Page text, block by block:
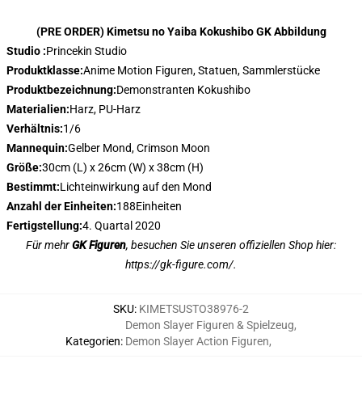
(PRE ORDER) Kimetsu no Yaiba Kokushibo GK Abbildung
Studio :Princekin Studio
Produktklasse:Anime Motion Figuren, Statuen, Sammlerstücke
Produktbezeichnung:Demonstranten Kokushibo
Materialien:Harz, PU-Harz
Verhältnis:1/6
Mannequin:Gelber Mond, Crimson Moon
Größe:30cm (L) x 26cm (W) x 38cm (H)
Bestimmt:Lichteinwirkung auf den Mond
Anzahl der Einheiten:188Einheiten
Fertigstellung:4. Quartal 2020
Für mehrGK Figuren, besuchen Sie unseren offiziellen Shop hier:
https://gk-figure.com/.
SKU: KIMETSUSTO38976-2
Kategorien:
Demon Slayer Figuren & Spielzeug,
Demon Slayer Action Figuren,